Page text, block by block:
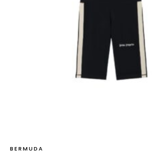
BERMUDA